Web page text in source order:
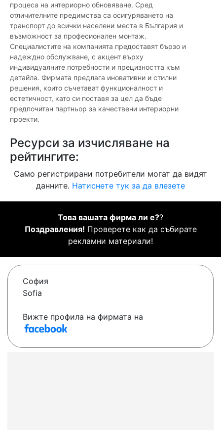
процеса на интериорно обновяване. Сред
отличителните предимства са осигуряването на
транспорт до всички населени места в България и
възможност за професионален монтаж.
Специалистите на компанията предоставят бързо и
надеждно обслужване, с акцент върху
индивидуалните потребности и прецизността към
детайла. Фирмата предлага иновативни и стилни
решения, които съчетават функционалност и
естетичност, като си поставя за цел да бъде
предпочитан партньор за качествени интериорни
проекти.
Ресурси за изчисляване на
рейтингите:
Само регистрирани потребители могат да видят
данните. Натиснете тук за да влезете
Това вашата фирма ли е??
Поздравления! Проверете как да събирате
рекламни материали!
София
Sofia
Вижте профила на фирмата на